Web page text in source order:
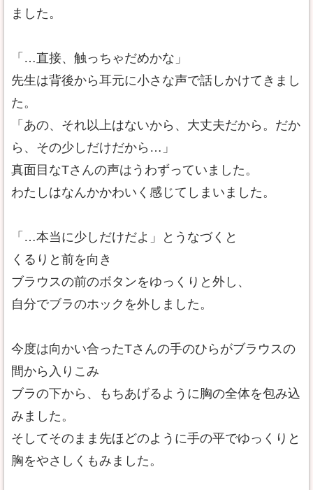
ました。
「…直接、触っちゃだめかな」
先生は背後から耳元に小さな声で話しかけてきまし
た。
「あの、それ以上はないから、大丈夫だから。だか
ら、その少しだけだから…」
真面目なTさんの声はうわずっていました。
わたしはなんかかわいく感じてしまいました。
「…本当に少しだけだよ」とうなづくと
くるりと前を向き
ブラウスの前のボタンをゆっくりと外し、
自分でブラのホックを外しました。
今度は向かい合ったTさんの手のひらがブラウスの
間から入りこみ
ブラの下から、もちあげるように胸の全体を包み込
みました。
そしてそのまま先ほどのように手の平でゆっくりと
胸をやさしくもみました。